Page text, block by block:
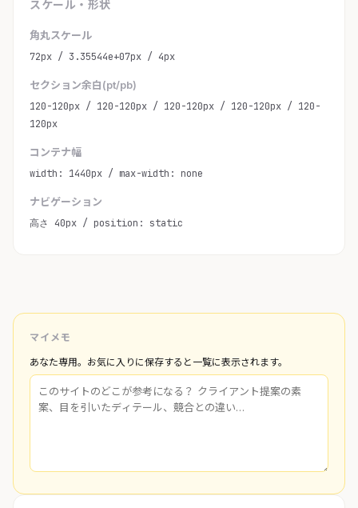
スケール・形状
角丸スケール
72px / 3.35544e+07px / 4px
セクション余白(pt/pb)
120-120px / 120-120px / 120-120px / 120-120px / 120-
120px
コンテナ幅
width: 1440px / max-width: none
ナビゲーション
高さ 40px / position: static
マイメモ
あなた専用。お気に入りに保存すると一覧に表示されます。